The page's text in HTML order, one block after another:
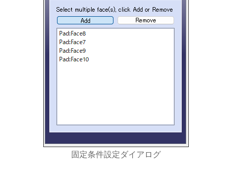
固定条件設定ダイアログ